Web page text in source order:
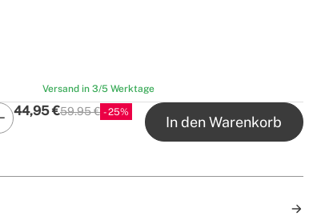
Versand in 3/5 Werktage
44,95 €P.V.P
59.95 € 25
In den Warenkorb